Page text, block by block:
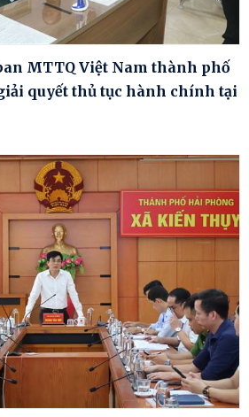
MTTQ Việt Nam thành phố
quyết thủ tục hành chính tại